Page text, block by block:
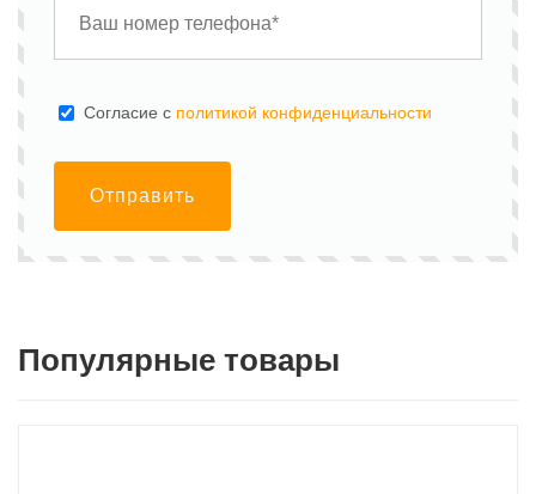
Cогласие с политикой конфиденциальности
Отправить
Популярные товары